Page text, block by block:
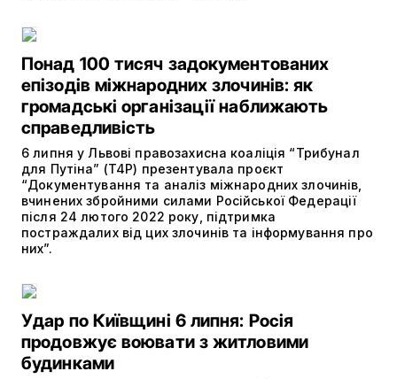
Понад 100 тисяч задокументованих
епізодів міжнародних злочинів: як
громадські організації наближають
справедливість
6 липня у Львові правозахисна коаліція “Трибунал
для Путіна” (T4P) презентувала проєкт
“Документування та аналіз міжнародних злочинів,
вчинених збройними силами Російської Федерації
після 24 лютого 2022 року, підтримка
постраждалих від цих злочинів та інформування про
них”.
Удар по Київщині 6 липня: Росія
продовжує воювати з житловими
будинками